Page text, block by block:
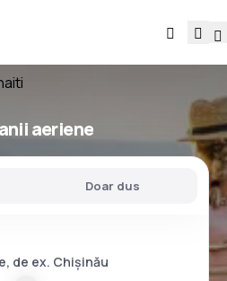
aeriene
Doar dus